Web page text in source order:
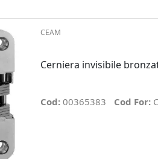
CEAM
Cerniera invisibile
Cod: 00365383 Cod For: